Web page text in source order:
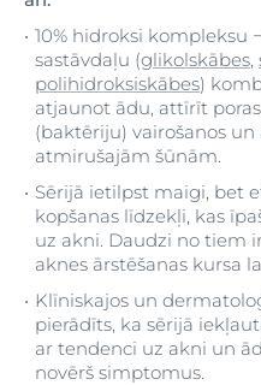
10% hidroksi kompleksu
sastāvdaļu (glikolskābes,
polihidroksiskābes)
atjaunot ādu, attīrīt
(baktēriju) vairošanos
atmirušajām šūnām.
Sērijā ietilpst maigi, bet
kopšanas līdzekļi, kas
uz akni. Daudzi no tiem
aknes ārstēšanas kursa
Klīniskajos un
pierādīts, ka sērijā
ar tendenci uz akni un
novērš simptomus.